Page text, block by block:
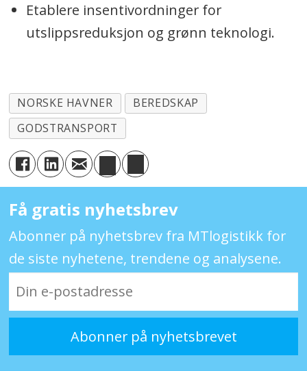
Etablere insentivordninger for
utslippsreduksjon og grønn teknologi.
NORSKE HAVNER
BEREDSKAP
GODSTRANSPORT
Få gratis nyhetsbrev
Abonner på nyhetsbrev fra MTlogistikk for
de siste nyhetene, trendene og analysene.